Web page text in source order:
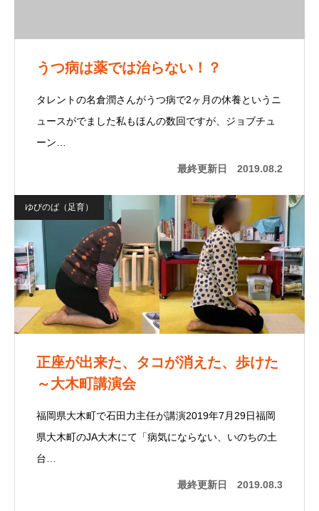
うつ病は薬では治らない！？
タレントの名倉潤さんがうつ病で2ヶ月の休養というニ
ュースがでました私もほんの数回ですが、ジョブチュ
ーン…
最終更新日 2019.08.2
ゆびのば（足育）
正座が出来た、タコが消えた、歩けた
～大木町講演会
福岡県大木町で石田力主任が講演2019年7月29日福岡
県大木町のJA大木にて「病気にならない、いのちの土
台…
最終更新日 2019.08.3